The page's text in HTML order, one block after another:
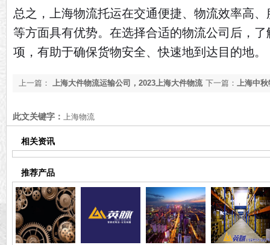
总之，上海物流托运在交通便捷、物流效率高
等方面具有优势。在选择合适的物流公司后，
项，有助于确保货物安全、快速地到达目的地。
下一篇： 上海中
上一篇： 上海大件物流运输公司，2023上海大件物流
此文关键字： 上海物流
相关资讯
推荐产品